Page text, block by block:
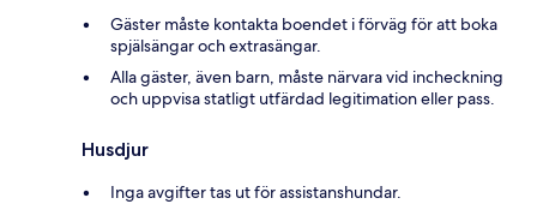
Gäster måste kontakta boendet i förväg för att boka
spjälsängar och extrasängar.
Alla gäster, även barn, måste närvara vid incheckning
och uppvisa statligt utfärdad legitimation eller pass.
Husdjur
Inga avgifter tas ut för assistanshundar.